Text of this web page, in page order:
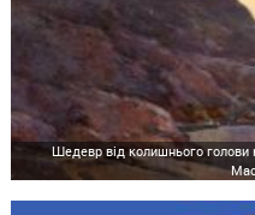
Шедевр від колишнього голови